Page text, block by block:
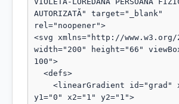
AUTORIZATĂ" target="_blank"
rel="noopener">
<svg xmlns="http://www.w3.org/
width="200" height="66"
100">
y1="0" x2="1" y2="1">